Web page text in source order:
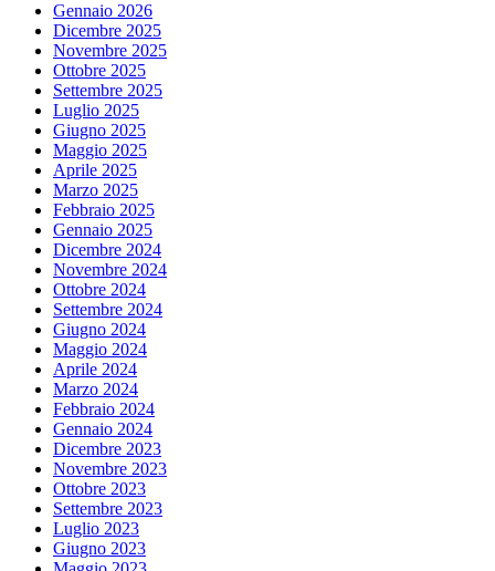
Gennaio 2026
Dicembre 2025
Novembre 2025
Ottobre 2025
Settembre 2025
Luglio 2025
Giugno 2025
Maggio 2025
Aprile 2025
Marzo 2025
Febbraio 2025
Gennaio 2025
Dicembre 2024
Novembre 2024
Ottobre 2024
Settembre 2024
Giugno 2024
Maggio 2024
Aprile 2024
Marzo 2024
Febbraio 2024
Gennaio 2024
Dicembre 2023
Novembre 2023
Ottobre 2023
Settembre 2023
Luglio 2023
Giugno 2023